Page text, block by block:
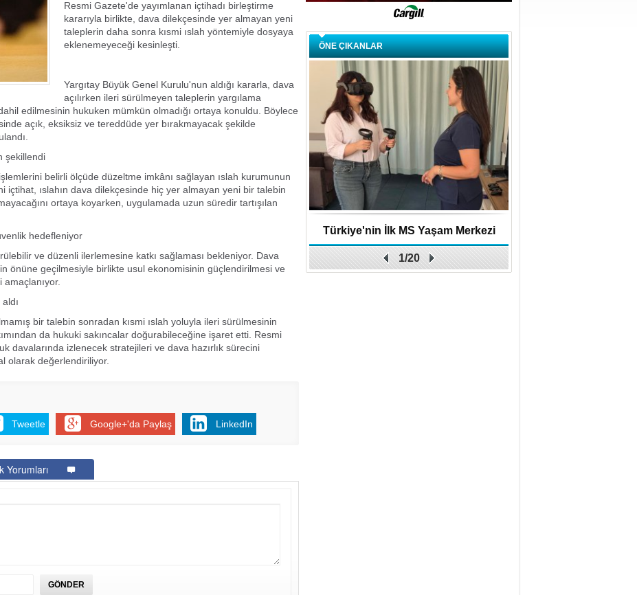
Resmi Gazete'de yayımlanan içtihadı birleştirme
kararıyla birlikte, dava dilekçesinde yer almayan yeni
taleplerin daha sonra kısmi ıslah yöntemiyle dosyaya
eklenemeyeceği kesinleşti.
Yargıtay Büyük Genel Kurulu'nun aldığı kararla, dava
açılırken ileri sürülmeyen taleplerin yargılama
edilmesinin hukuken mümkün olmadığı ortaya konuldu. Böylece
açık, eksiksiz ve tereddüde yer bırakmayacak şekilde
şekillendi
belirli ölçüde düzeltme imkânı sağlayan ıslah kurumunun
içtihat, ıslahın dava dilekçesinde hiç yer almayan yeni bir talebin
ortaya koyarken, uygulamada uzun süredir tartışılan
hedefleniyor
ve düzenli ilerlemesine katkı sağlaması bekleniyor. Dava
önüne geçilmesiyle birlikte usul ekonomisinin güçlendirilmesi ve
bir talebin sonradan kısmi ıslah yoluyla ileri sürülmesinin
da hukuki sakıncalar doğurabileceğine işaret etti. Resmi
davalarında izlenecek stratejileri ve dava hazırlık sürecini
olarak değerlendiriliyor.
Tweetle Google+'da Paylaş LinkedIn
Yorumları
ÖNE ÇIKANLAR
Türkiye'nin İlk MS Yaşam Merkezi
Açıldı
1/20